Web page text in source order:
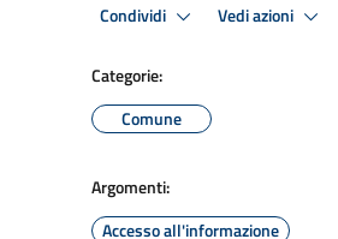
Condividi Vedi azioni
Categorie:
Comune
Argomenti:
Accesso all'informazione